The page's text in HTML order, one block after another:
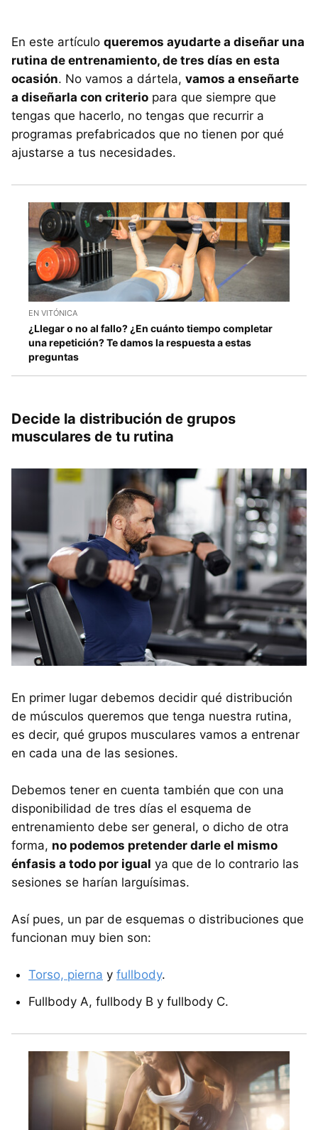
En este artículo queremos ayudarte a diseñar una
rutina de entrenamiento, de tres días en esta
ocasión. No vamos a dártela, vamos a enseñarte
a diseñarla con criterio para que siempre que
tengas que hacerlo, no tengas que recurrir a
programas prefabricados que no tienen por qué
ajustarse a tus necesidades.
EN VITÓNICA
¿Llegar o no al fallo? ¿En cuánto tiempo completar
una repetición? Te damos la respuesta a estas
preguntas
Decide la distribución de grupos
musculares de tu rutina
En primer lugar debemos decidir qué distribución
de músculos queremos que tenga nuestra rutina,
es decir, qué grupos musculares vamos a entrenar
en cada una de las sesiones.
Debemos tener en cuenta también que con una
disponibilidad de tres días el esquema de
entrenamiento debe ser general, o dicho de otra
forma, no podemos pretender darle el mismo
énfasis a todo por igual ya que de lo contrario las
sesiones se harían larguísimas.
Así pues, un par de esquemas o distribuciones que
funcionan muy bien son:
Torso, pierna y fullbody.
Fullbody A, fullbody B y fullbody C.